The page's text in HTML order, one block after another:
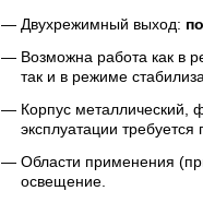
Двухрежимный выход:
Возможна работа как в
так и в режиме
Корпус металлический,
эксплуатации требуется
Области применения
освещение.